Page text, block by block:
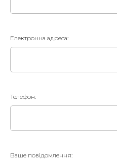
Електронна адреса:
Телефон:
Ваше повідомлення: